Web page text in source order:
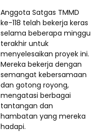
Anggota Satgas TMMD
ke-118 telah bekerja keras
selama beberapa minggu
terakhir untuk
menyelesaikan proyek ini.
Mereka bekerja dengan
semangat kebersamaan
dan gotong royong,
mengatasi berbagai
tantangan dan
hambatan yang mereka
hadapi.